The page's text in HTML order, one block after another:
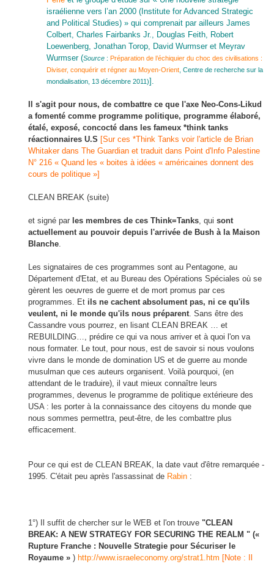
israélienne vers l’an 2000 (Institute for Advanced Strategic
and Political Studies) » qui comprenait par ailleurs James
Colbert, Charles Fairbanks Jr., Douglas Feith, Robert
Loewenberg, Jonathan Torop, David Wurmser et Meyrav
Wurmser (Source : Préparation de l’échiquier du choc des civilisations :
Diviser, conquérir et régner au Moyen-Orient , Centre de recherche sur la
mondialisation, 13 décembre 2011)].
Il s'agit pour nous, de combattre ce que l'axe Neo-Cons-Likud
a fomenté comme programme politique, programme élaboré,
étalé, exposé, concocté dans les fameux *think tanks
réactionnaires U.S [Sur ces *Think Tanks voir l'article de Brian
Whitaker dans The Guardian et traduit dans Point d'Info Palestine
N° 216 « Quand les « boites à idées « américaines donnent des
cours de politique »]
CLEAN BREAK (suite)
et signé par les membres de ces Think=Tanks, qui sont
actuellement au pouvoir depuis l'arrivée de Bush à la Maison
Blanche.
Les signataires de ces programmes sont au Pentagone, au
Département d'Etat, et au Bureau des Opérations Spéciales où se
gèrent les oeuvres de guerre et de mort promus par ces
programmes. Et ils ne cachent absolument pas, ni ce qu'ils
veulent, ni le monde qu'ils nous préparent. Sans être des
Cassandre vous pourrez, en lisant CLEAN BREAK … et
REBUILDING…, prédire ce qui va nous arriver et à quoi l'on va
nous formater. Le tout, pour nous, est de savoir si nous voulons
vivre dans le monde de domination US et de guerre au monde
musulman que ces auteurs organisent. Voilà pourquoi, (en
attendant de le traduire), il vaut mieux connaître leurs
programmes, devenus le programme de politique extérieure des
USA : les porter à la connaissance des citoyens du monde que
nous sommes permettra, peut-être, de les combattre plus
efficacement.
Pour ce qui est de CLEAN BREAK, la date vaut d'être remarquée -
1995. C'était peu après l'assassinat de Rabin :
1°) Il suffit de chercher sur le WEB et l'on trouve "CLEAN
BREAK: A NEW STRATEGY FOR SECURING THE REALM " («
Rupture Franche : Nouvelle Strategie pour Sécuriser le
Royaume » ) http://www.israeleconomy.org/strat1.htm [Note : Il